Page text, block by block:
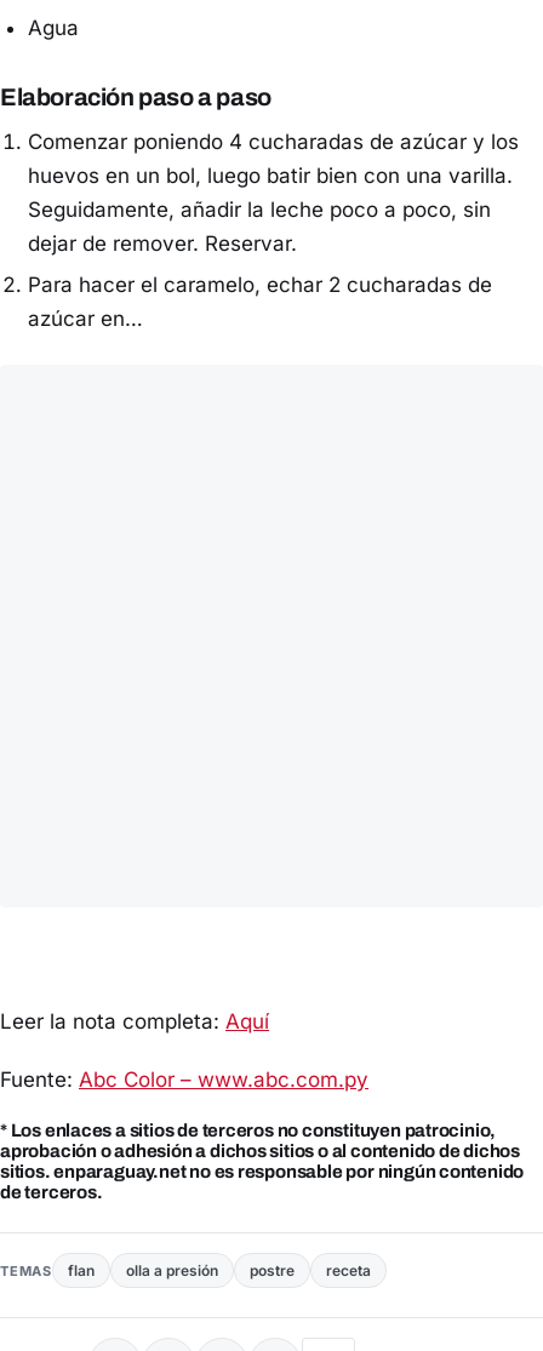
Agua
Elaboración paso a paso
Comenzar poniendo 4 cucharadas de azúcar y los
huevos en un bol, luego batir bien con una varilla.
Seguidamente, añadir la leche poco a poco, sin
dejar de remover. Reservar.
Para hacer el caramelo, echar 2 cucharadas de
azúcar en…
Leer la nota completa: Aquí
Fuente: Abc Color – www.abc.com.py
* Los enlaces a sitios de terceros no constituyen patrocinio,
aprobación o adhesión a dichos sitios o al contenido de dichos
sitios. enparaguay.net no es responsable por ningún contenido
de terceros.
TEMAS flan olla a presión postre receta